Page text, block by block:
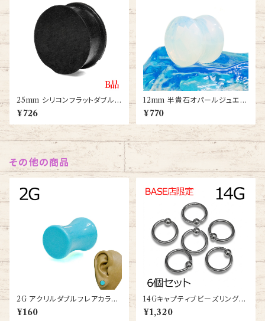
25mm シリコンフラットダブルフ
レアプラグ(PXSD-25m-BK)
¥726
12mm 半貴石オパールジュエル
カットダブルフレアプラグ(PST2
-04-12m-OP)
¥770
その他の商品
2G アクリルダブルフレアカラー
プラグ(NBC13-001-2G-BA)
¥160
14Gキャプティブビーズリング6
個セット(BC-ST001-14G-6S
ET)
¥1,320